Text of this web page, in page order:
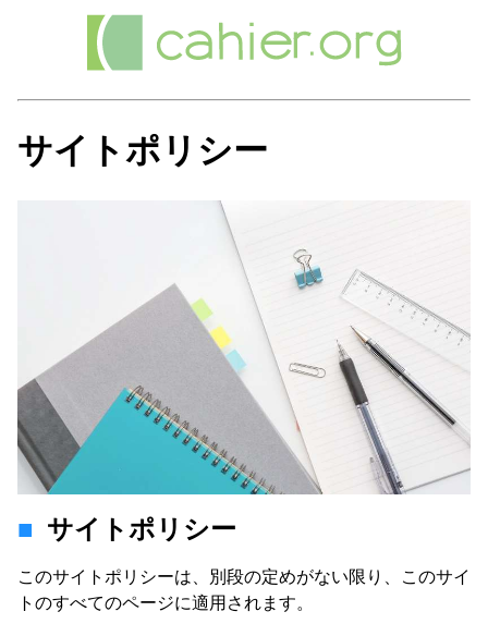
サイトポリシー
サイトポリシー
このサイトポリシーは、別段の定めがない限り、このサイ
トのすべてのページに適用されます。